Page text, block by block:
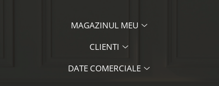
MAGAZINUL MEU
CLIENTI
DATE COMERCIALE